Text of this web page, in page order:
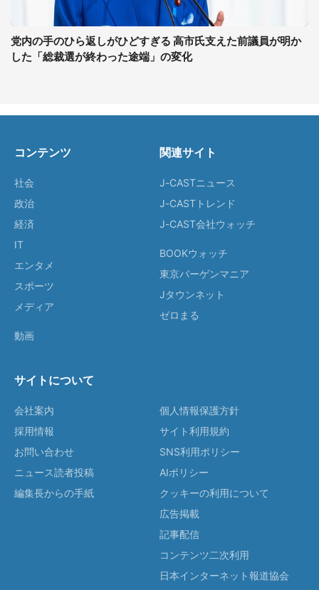
党内の手のひら返しがひどすぎる 高市氏支えた前議員が明か
した「総裁選が終わった途端」の変化
コンテンツ
社会
政治
経済
IT
エンタメ
スポーツ
メディア
動画
関連サイト
J-CASTニュース
J-CASTトレンド
J-CAST会社ウォッチ
BOOKウォッチ
東京バーゲンマニア
Jタウンネット
ゼロまる
サイトについて
会社案内
採用情報
お問い合わせ
ニュース読者投稿
編集長からの手紙
個人情報保護方針
サイト利用規約
SNS利用ポリシー
AIポリシー
クッキーの利用について
広告掲載
記事配信
コンテンツ二次利用
日本インターネット報道協会